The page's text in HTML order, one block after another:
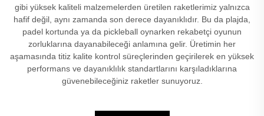
gibi yüksek kaliteli malzemelerden üretilen raketlerimiz yalnızca
hafif değil, aynı zamanda son derece dayanıklıdır. Bu da plajda,
padel kortunda ya da pickleball oynarken rekabetçi oyunun
zorluklarına dayanabileceği anlamına gelir. Üretimin her
aşamasında titiz kalite kontrol süreçlerinden geçirilerek en yüksek
performans ve dayanıklılık standartlarını karşıladıklarına
güvenebileceğiniz raketler sunuyoruz.